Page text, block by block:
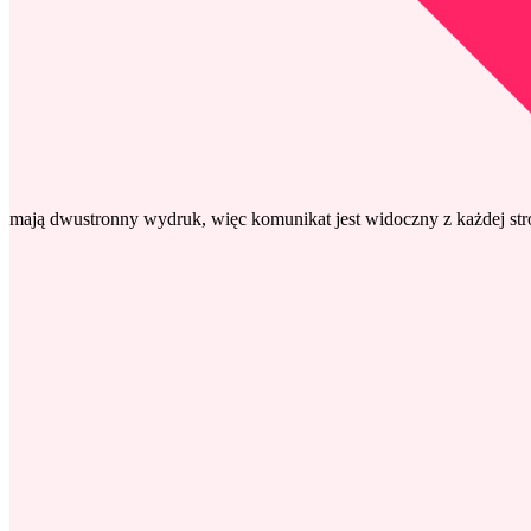
mają dwustronny wydruk, więc komunikat jest widoczny z każdej